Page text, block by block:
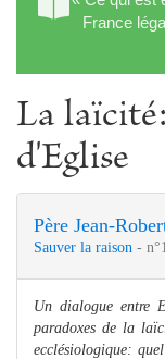
France
La
d'Eglise
Père Jean-
Sauver la raison -
Un dialogue entre
paradoxes de la
ecclésiologique: